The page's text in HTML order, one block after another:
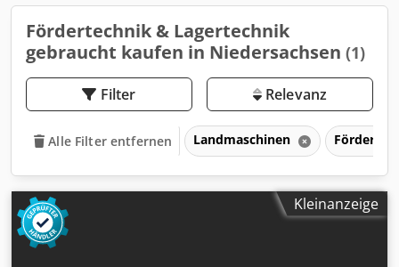
Fördertechnik & Lagertechnik
gebraucht kaufen in Niedersachsen (1)
Filter Relevanz
Alle Filter entfernen Landmaschinen
Kleinanzeige